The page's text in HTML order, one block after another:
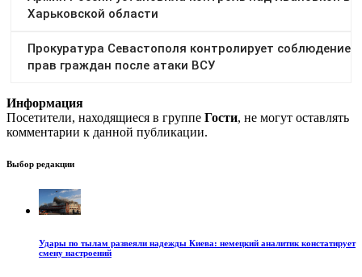
Информация
Посетители, находящиеся в группе Гости, не могут оставлять
комментарии к данной публикации.
Выбор редакции
Удары по тылам развеяли надежды Киева: немецкий аналитик констатирует
смену настроений